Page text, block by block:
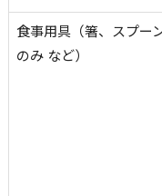
食事用具（箸、スプー
のみ など）